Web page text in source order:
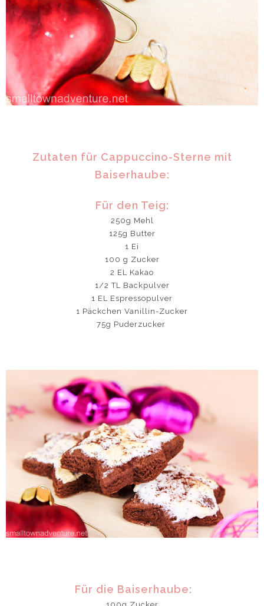
Zutaten für Cappuccino-Sterne mit
Baiserhaube:
Für den Teig:
250g Mehl
125g Butter
1 Ei
100 g Zucker
2 EL Kakao
1/2 TL Backpulver
1 EL Espressopulver
1 Päckchen Vanillin-Zucker
75g Puderzucker
Für die Baiserhaube: